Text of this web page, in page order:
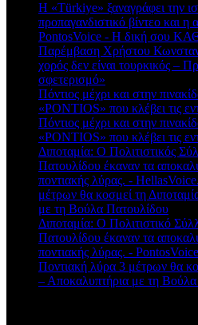
Η «Türkiye» ξαναγράφει την
προπαγανδιστικό βίντεο και
PontosVoice - H δική σου
Παρέμβαση Χρήστου
χορός δεν είναι τουρκικός –
σφετερισμό»
Πόντιος μέχρι και στην
«PONTIOS» που κλέβει τις
Πόντιος μέχρι και στην
«PONTIOS» που κλέβει τις
Διποταμία: Ο Πολιτιστικός
Πατουλίδου έκαναν τα
ποντιακής λύρας. -
μέτρων θα κοσμεί τη
με τη Βούλα Πατουλίδου
Διποταμία: Ο Πολιτιστικό
Πατουλίδου έκαναν τα
ποντιακής λύρας. -
Ποντιακή λύρα 3 μέτρων θα
– Αποκαλυπτήρια με τη